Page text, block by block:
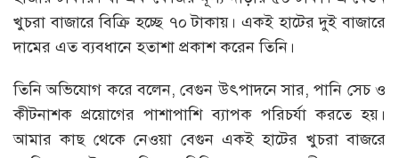
খুচরা বাজারে বিক্রি হচ্ছে ৭০ টাকায়। একই হাটের দুই বাজারে
দামের এত ব্যবধানে হতাশা প্রকাশ করেন তিনি।
তিনি অভিযোগ করে বলেন, বেগুন উৎপাদনে সার, পানি সেচ ও
কীটনাশক প্রয়োগের পাশাপাশি ব্যাপক পরিচর্যা করতে হয়।
আমার কাছ থেকে নেওয়া বেগুন একই হাটের খুচরা বাজরে